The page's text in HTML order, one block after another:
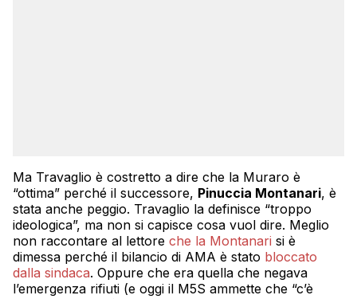
Ma Travaglio è costretto a dire che la Muraro è
“ottima” perché il successore, Pinuccia Montanari, è
stata anche peggio. Travaglio la definisce “troppo
ideologica”, ma non si capisce cosa vuol dire. Meglio
non raccontare al lettore che la Montanari si è
dimessa perché il bilancio di AMA è stato bloccato
dalla sindaca. Oppure che era quella che negava
l’emergenza rifiuti (e oggi il M5S ammette che “c’è